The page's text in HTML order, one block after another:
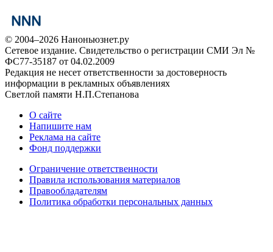
© 2004–2026 Наноньюзнет.ру
Сетевое издание. Свидетельство о регистрации СМИ Эл №
ФС77-35187 от 04.02.2009
Редакция не несет ответственности за достоверность
информации в рекламных объявлениях
Светлой памяти Н.П.Степанова
О сайте
Напишите нам
Реклама на сайте
Фонд поддержки
Ограничение ответственности
Правила использования материалов
Правообладателям
Политика обработки персональных данных